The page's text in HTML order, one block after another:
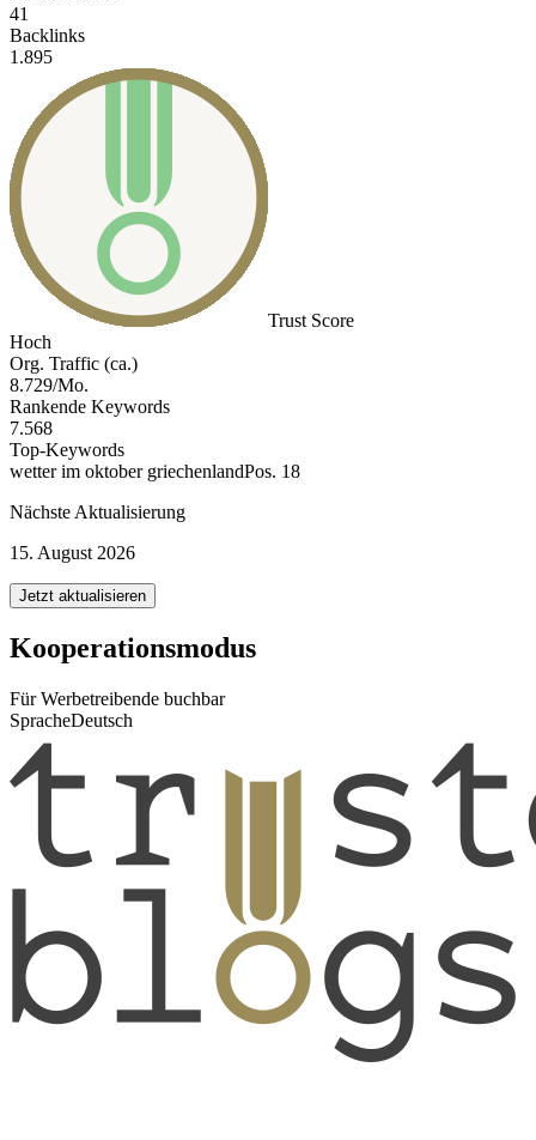
41
Backlinks
1.895
Trust Score
Hoch
Org. Traffic (ca.)
8.729/Mo.
Rankende Keywords
7.568
Top-Keywords
wetter im oktober griechenlandPos. 18
Nächste Aktualisierung
15. August 2026
Jetzt aktualisieren
Kooperationsmodus
Für Werbetreibende buchbar
SpracheDeutsch